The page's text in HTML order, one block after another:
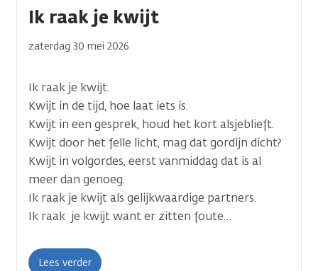
Ik raak je kwijt
zaterdag 30 mei 2026
Ik raak je kwijt.
Kwijt in de tijd, hoe laat iets is.
Kwijt in een gesprek, houd het kort alsjeblieft.
Kwijt door het felle licht, mag dat gordijn dicht?
Kwijt in volgordes, eerst vanmiddag dat is al
meer dan genoeg.
Ik raak je kwijt als gelijkwaardige partners.
Ik raak je kwijt want er zitten foute…
Lees verder